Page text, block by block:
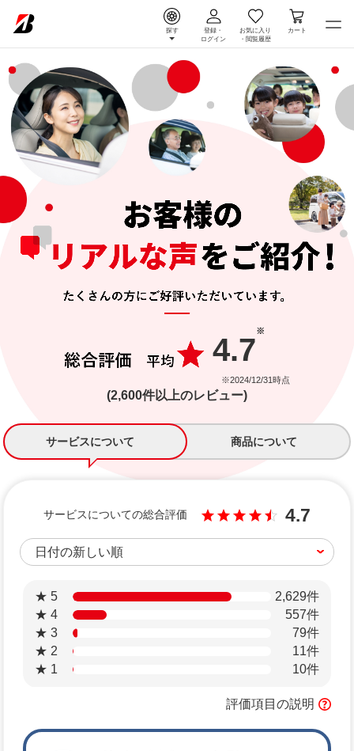
探す
登録・
ログイン
お気に入り
・ 閲覧履歴
カート
4.7
※
※2024/12/31時点
(2,600件以上のレビュー)
サービスについて 商品について
サービスについての総合評価 4.7
★ 5
2,629件
★ 4
557件
★ 3
79件
★ 2
11件
★ 1
10件
評価項目の説明